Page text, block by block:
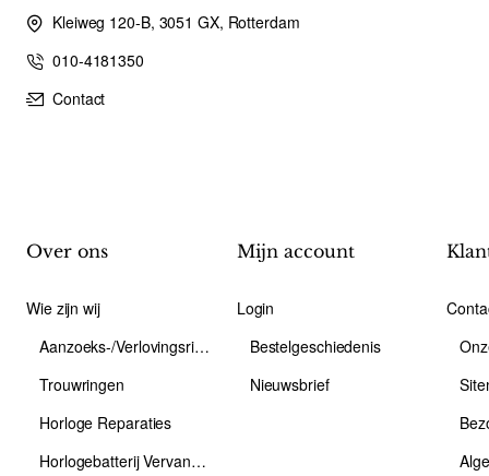
Kleiweg 120-B, 3051 GX, Rotterdam
010-4181350
Contact
Over ons
Wie zijn wij
Aanzoeks-/Verlovingsring
Trouwringen
Horloge Reparaties
Horlogebatterij Vervangen
Mijn account
Login
Bestelgeschiedenis
Nieuwsbrief